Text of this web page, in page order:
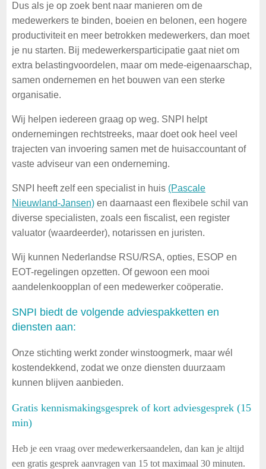
Dus als je op zoek bent naar manieren om de
medewerkers te binden, boeien en belonen, een hogere
productiviteit en meer betrokken medewerkers, dan moet
je nu starten. Bij medewerkersparticipatie gaat niet om
extra belastingvoordelen, maar om mede-eigenaarschap,
samen ondernemen en het bouwen van een sterke
organisatie.
Wij helpen iedereen graag op weg. SNPI helpt
ondernemingen rechtstreeks, maar doet ook heel veel
trajecten van invoering samen met de huisaccountant of
vaste adviseur van een onderneming.
SNPI heeft zelf een specialist in huis (Pascale
Nieuwland-Jansen) en daarnaast een flexibele schil van
diverse specialisten, zoals een fiscalist, een register
valuator (waardeerder), notarissen en juristen.
Wij kunnen Nederlandse RSU/RSA, opties, ESOP en
EOT-regelingen opzetten. Of gewoon een mooi
aandelenkoopplan of een medewerker coöperatie.
SNPI biedt de volgende adviespakketten en
diensten aan:
Onze stichting werkt zonder winstoogmerk, maar wél
kostendekkend, zodat we onze diensten duurzaam
kunnen blijven aanbieden.
Gratis kennismakingsgesprek of kort adviesgesprek (15
min)
Heb je een vraag over medewerkersaandelen, dan kan je altijd
een gratis gesprek aanvragen van 15 tot maximaal 30 minuten.